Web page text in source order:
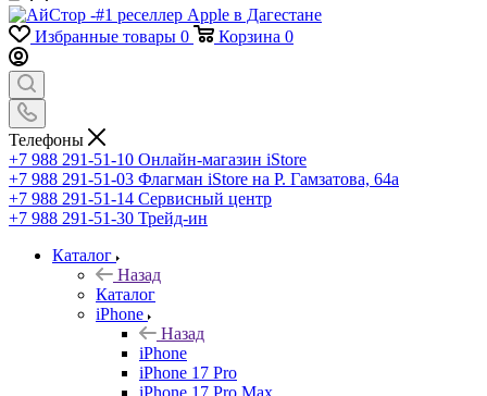
Избранные товары 0 Корзина 0
Телефоны
+7 988 291-51-10 Онлайн-магазин iStore
+7 988 291-51-03 Флагман iStore на Р. Гамзатова, 64а
+7 988 291-51-14 Сервисный центр
+7 988 291-51-30 Трейд-ин
Каталог
Назад
Каталог
iPhone
Назад
iPhone
iPhone 17 Pro
iPhone 17 Pro Max